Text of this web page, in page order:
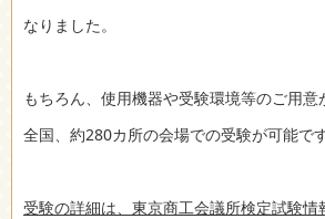
なりました。
もちろん、使用機器や受験環境等のご用意
全国、約280カ所の会場での受験が可能です
受験の詳細は、東京商工会議所検定試験情